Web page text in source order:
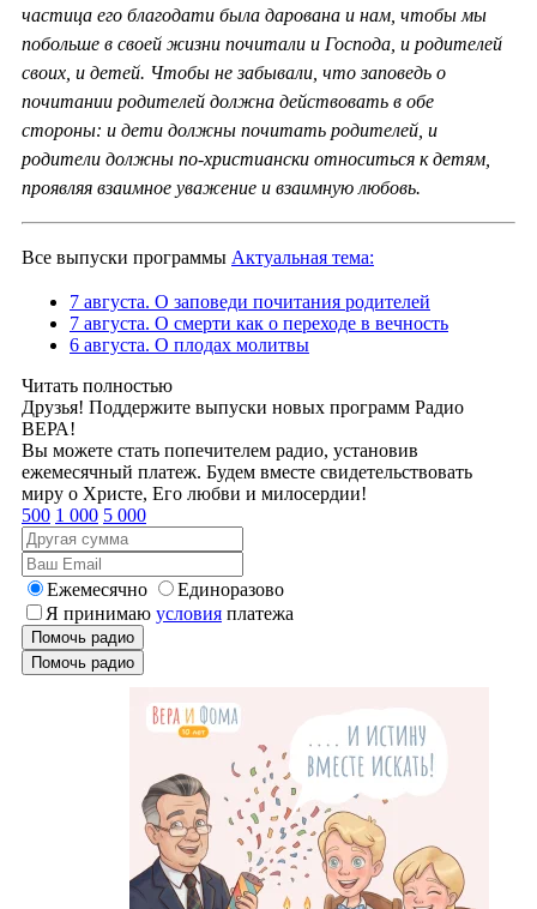
частица его благодати была дарована и нам, чтобы мы
побольше в своей жизни почитали и Господа, и родителей
своих, и детей. Чтобы не забывали, что заповедь о
почитании родителей должна действовать в обе
стороны: и дети должны почитать родителей, и
родители должны по-христиански относиться к детям,
проявляя взаимное уважение и взаимную любовь.
Все выпуски программы Актуальная тема:
7 августа. О заповеди почитания родителей
7 августа. О смерти как о переходе в вечность
6 августа. О плодах молитвы
Читать полностью
Друзья! Поддержите выпуски новых программ Радио
ВЕРА!
Вы можете стать попечителем радио, установив
ежемесячный платеж. Будем вместе свидетельствовать
миру о Христе, Его любви и милосердии!
500 1 000 5 000
Ежемесячно
Единоразово
Я принимаю условия платежа
Помочь радио
Помочь радио